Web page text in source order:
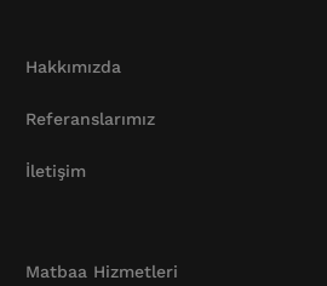
Hakkımızda
Referanslarımız
İletişim
Matbaa Hizmetleri